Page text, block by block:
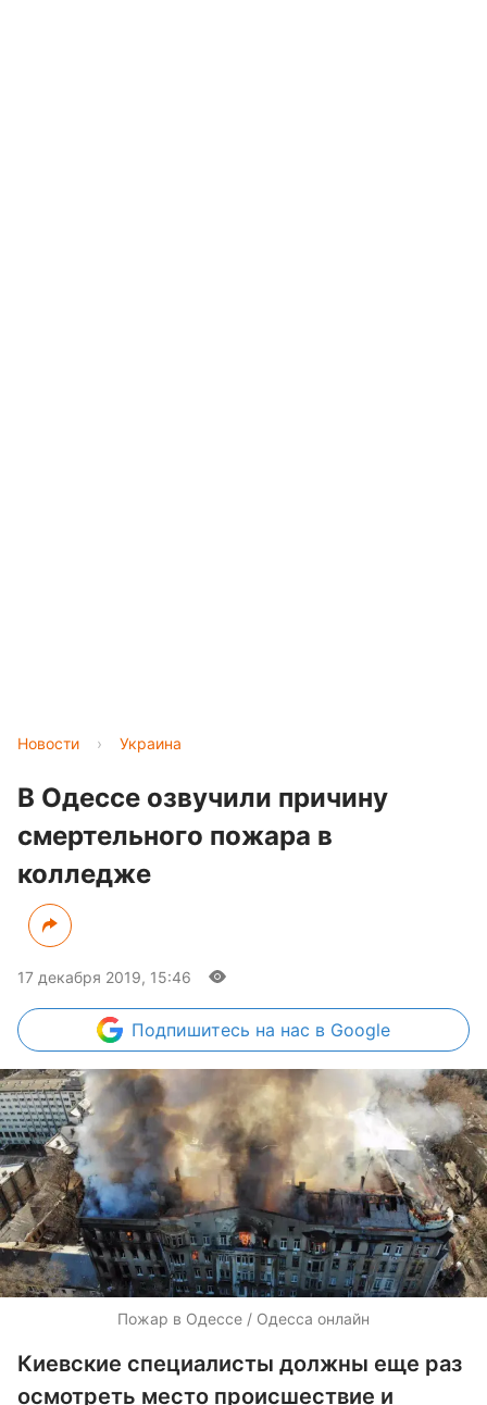
Новости › Украина
В Одессе озвучили причину
смертельного пожара в
колледже
17 декабря 2019, 15:46
Подпишитесь на нас в Google
Пожар в Одессе / Одесса онлайн
Киевские специалисты должны еще раз
осмотреть место происшествие и